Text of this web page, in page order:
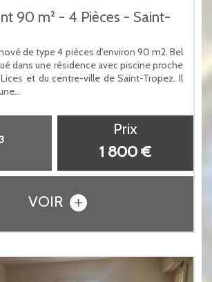
90 m² - 4 Pièces - Saint-
de type 4 pièces d'environ 90 m2. Bel
dans une résidence avec piscine proche
et du centre-ville de Saint-Tropez. Il
Prix
1 800 €
VOIR